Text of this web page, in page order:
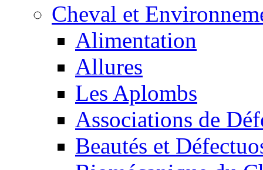
Cheval et
Alimentation
Allures
Les Aplombs
Associations de
Beautés et